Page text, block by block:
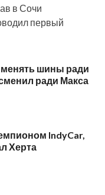
в Сочи
первый
менять шины ради
ради Макса
IndyCar,
Херта